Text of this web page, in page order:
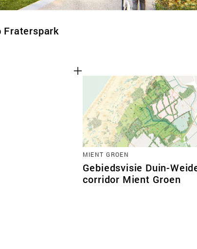
Fraterspark
MIENT GROEN
Gebiedsvisie Duin-
corridor Mient Groen